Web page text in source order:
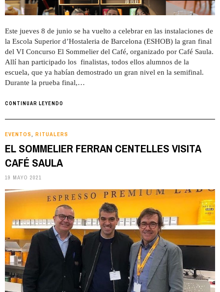
Este jueves 8 de junio se ha vuelto a celebrar en las instalaciones de
la Escola Superior d’Hostaleria de Barcelona (ESHOB) la gran final
del VI Concurso El Sommelier del Café, organizado por Café Saula.
Allí han participado los finalistas, todos ellos alumnos de la
escuela, que ya habían demostrado un gran nivel en la semifinal.
Durante la prueba final,…
CONTINUAR LEYENDO
EVENTOS RITUALERS
EL SOMMELIER FERRAN CENTELLES VISITA
CAFÉ SAULA
19 MAYO 2021